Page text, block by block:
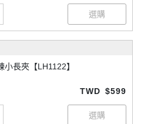
長夾【LH1122】
TWD $599